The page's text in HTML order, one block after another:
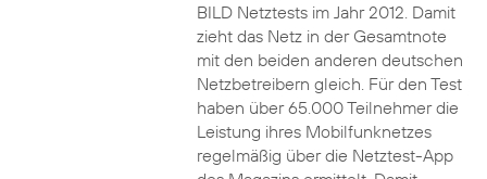
BILD Netztests im Jahr 2012. Damit
zieht das Netz in der Gesamtnote
mit den beiden anderen deutschen
Netzbetreibern gleich. Für den Test
haben über 65.000 Teilnehmer die
Leistung ihres Mobilfunknetzes
regelmäßig über die Netztest-App